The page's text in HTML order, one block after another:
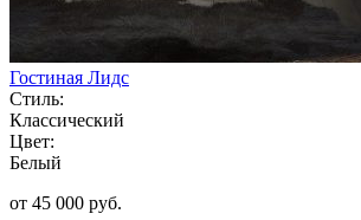
Гостиная Лидс
Стиль:
Классический
Цвет:
Белый
от 45 000 руб.